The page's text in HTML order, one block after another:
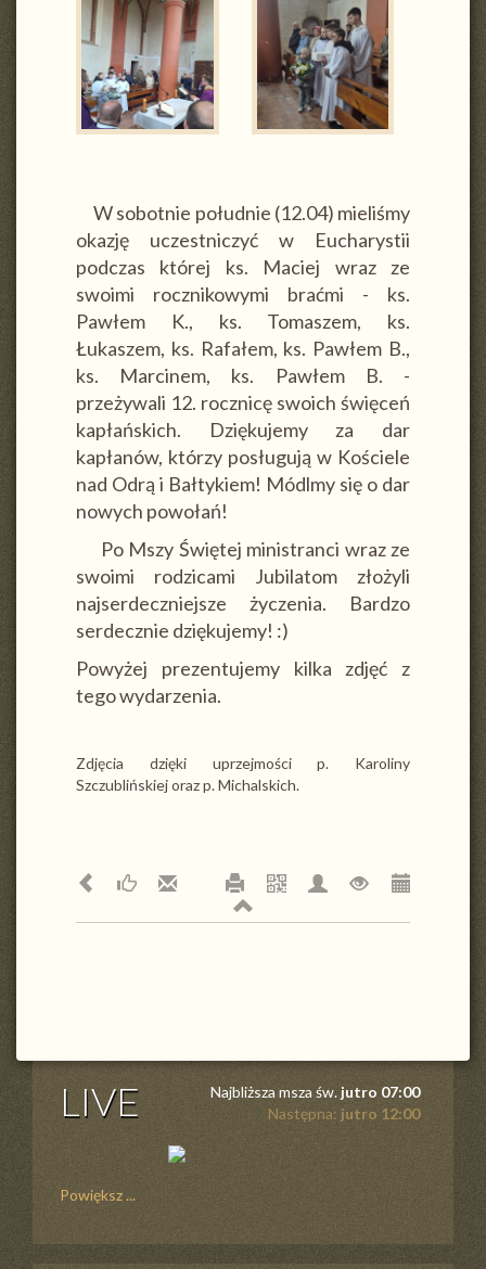
W sobotnie południe (12.04) mieliśmy
okazję uczestniczyć w Eucharystii
podczas której ks. Maciej wraz ze
swoimi rocznikowymi braćmi - ks.
Pawłem K., ks. Tomaszem, ks.
Łukaszem, ks. Rafałem, ks. Pawłem B.,
ks. Marcinem, ks. Pawłem B. -
przeżywali 12. rocznicę swoich święceń
kapłańskich. Dziękujemy za dar
kapłanów, którzy posługują w Kościele
nad Odrą i Bałtykiem! Módlmy się o dar
nowych powołań!
Po Mszy Świętej ministranci wraz ze
swoimi rodzicami Jubilatom złożyli
najserdeczniejsze życzenia. Bardzo
serdecznie dziękujemy! :)
Powyżej prezentujemy kilka zdjęć z
tego wydarzenia.
Zdjęcia dzięki uprzejmości p. Karoliny
Szczublińskiej oraz p. Michalskich.
LIVE Najbliższa msza św. jutro 07:00
Następna: jutro 12:00
Powiększ ...